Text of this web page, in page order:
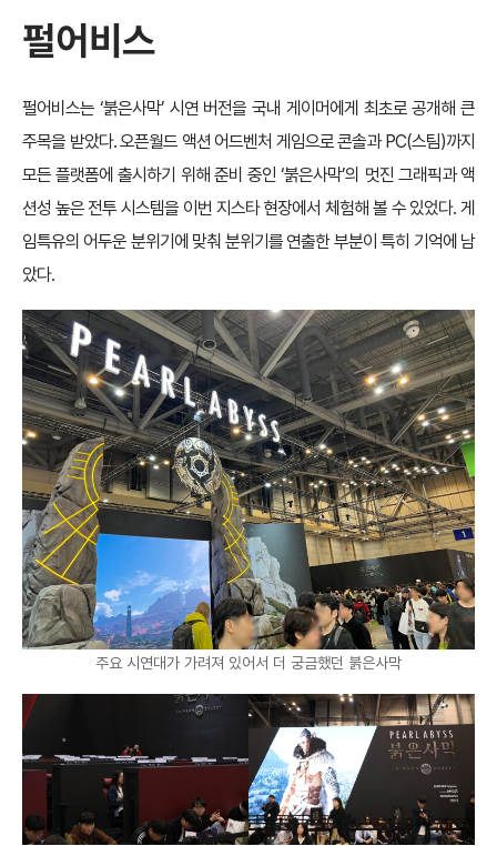
펄어비스
펄어비스는 ‘붉은사막’ 시연 버전을 국내 게이머에게 최초로 공개해 큰
주목을 받았다. 오픈월드 액션 어드벤처 게임으로 콘솔과 PC(스팀)까지
모든 플랫폼에 출시하기 위해 준비 중인 ‘붉은사막’의 멋진 그래픽과 액
션성 높은 전투 시스템을 이번 지스타 현장에서 체험해 볼 수 있었다. 게
임특유의 어두운 분위기에 맞춰 분위기를 연출한 부분이 특히 기억에 남
았다.
주요 시연대가 가려져 있어서 더 궁금했던 붉은사막